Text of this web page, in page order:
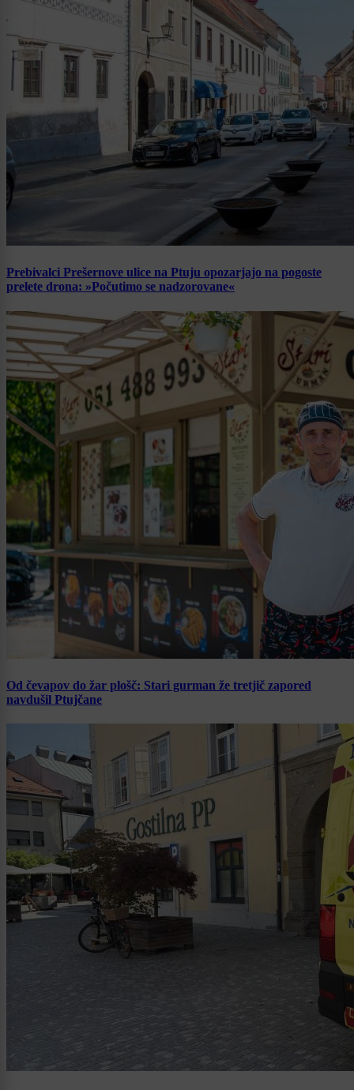
Prebivalci Prešernove ulice na Ptuju opozarjajo na pogoste
prelete drona: »Počutimo se nadzorovane«
Od čevapov do žar plošč: Stari gurman že tretjič zapored
navdušil Ptujčane